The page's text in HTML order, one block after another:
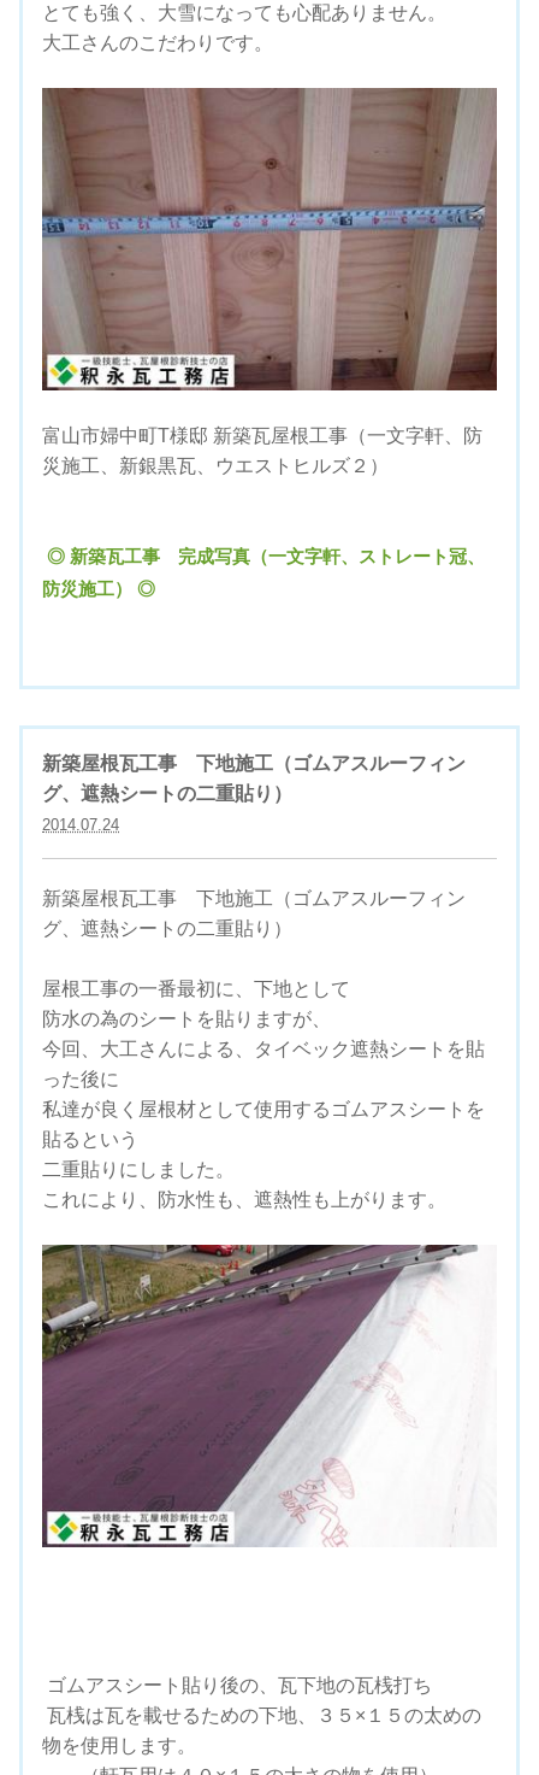
とても強く、大雪になっても心配ありません。
大工さんのこだわりです。
富山市婦中町T様邸 新築瓦屋根工事（一文字軒、防
災施工、新銀黒瓦、ウエストヒルズ２）
◎ 新築瓦工事 完成写真（一文字軒、ストレート冠、
防災施工） ◎
新築屋根瓦工事 下地施工（ゴムアスルーフィン
グ、遮熱シートの二重貼り）
2014.07.24
新築屋根瓦工事 下地施工（ゴムアスルーフィン
グ、遮熱シートの二重貼り）
屋根工事の一番最初に、下地として
防水の為のシートを貼りますが、
今回、大工さんによる、タイベック遮熱シートを貼
った後に
私達が良く屋根材として使用するゴムアスシートを
貼るという
二重貼りにしました。
これにより、防水性も、遮熱性も上がります。
ゴムアスシート貼り後の、瓦下地の瓦桟打ち
瓦桟は瓦を載せるための下地、３５×１５の太めの
物を使用します。